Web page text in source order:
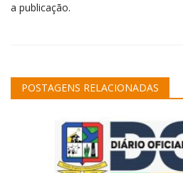
a publicação.
POSTAGENS RELACIONADAS